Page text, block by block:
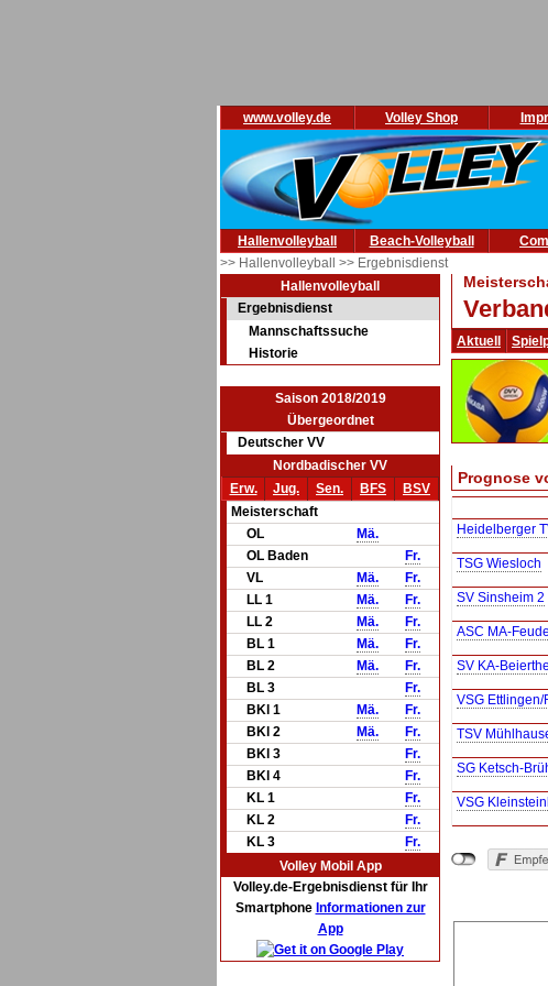
www.volley.de Volley Shop
Hallenvolleyball Beach-Volleyball
>> Hallenvolleyball >> Ergebnisdienst
Hallenvolleyball
Ergebnisdienst
Mannschaftssuche
Historie
Saison 2018/2019
Übergeordnet
Deutscher VV
Nordbadischer VV
Erw.
Jug. Sen. BFS
BSV
Meisterschaft
OL
Mä.
OL Baden
Fr.
VL
Mä.
Fr.
LL 1
Mä.
Fr.
LL 2
Mä.
Fr.
BL 1
Mä.
Fr.
BL 2
Mä.
Fr.
BL 3
Fr.
BKl 1
Mä.
Fr.
BKl 2
Mä.
Fr.
BKl 3
Fr.
BKl 4
Fr.
KL 1
Fr.
KL 2
Fr.
KL 3
Fr.
Volley Mobil App
Volley.de-Ergebnisdienst für Ihr
Smartphone Informationen zur
App
Aktuell
Prognose
Heidelberger
TSG Wiesloch
SV Sinsheim 2
ASC MA-
SV KA-
VSG Ettlingen/
TSV
SG Ketsch-
VSG